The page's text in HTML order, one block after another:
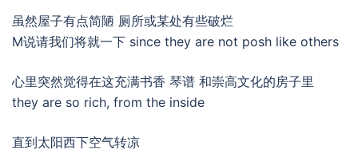
虽然屋子有点简陋 厕所或某处有些破烂
M说请我们将就一下 since they are not posh like others
心里突然觉得在这充满书香 琴谱 和崇高文化的房子里
they are so rich, from the inside
直到太阳西下空气转凉